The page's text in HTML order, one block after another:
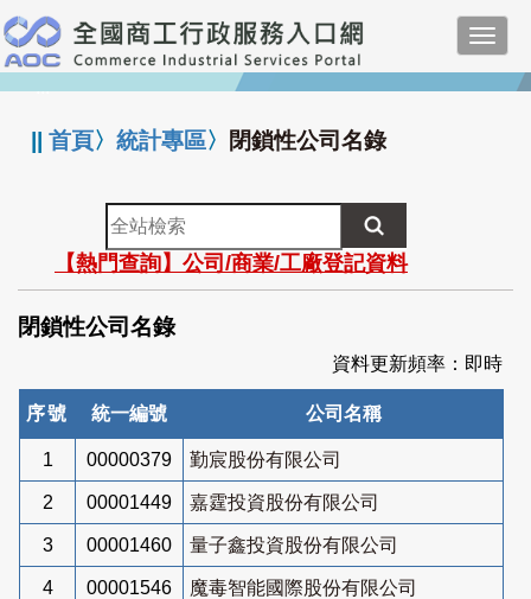
跳
到
主
要
:::
||首頁〉統計專區〉 閉鎖性公司名錄
全
站
檢
索
【熱門查詢】公司/商業/工廠登記資料
閉鎖性公司名錄
資料更新頻率：即時
序號 統一編號 公司名稱
1 00000379 勤宸股份有限公司
2 00001449 嘉霆投資股份有限公司
3 00001460 量子鑫投資股份有限公司
4 00001546 魔毒智能國際股份有限公司